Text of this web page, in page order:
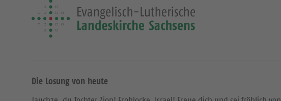
Die Losung von heute